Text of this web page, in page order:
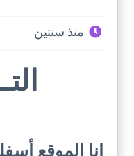
منذ سنتين
انا الموقع